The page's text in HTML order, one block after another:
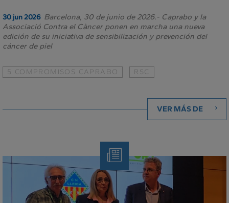
30 jun 2026 Barcelona, 30 de junio de 2026.- Caprabo y la
Associació Contra el Càncer ponen en marcha una nueva
edición de su iniciativa de sensibilización y prevención del
cáncer de piel
5 COMPROMISOS CAPRABO RSC
VER MÁS DE
Nota
de